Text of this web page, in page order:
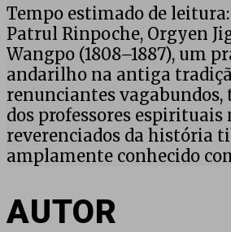
Tempo estimado de
Patrul Rinpoche, Orgyen
Wangpo (1808–1887), um
andarilho na antiga
renunciantes vagabundos,
dos professores espirituais
reverenciados da história
amplamente conhecido
AUTOR